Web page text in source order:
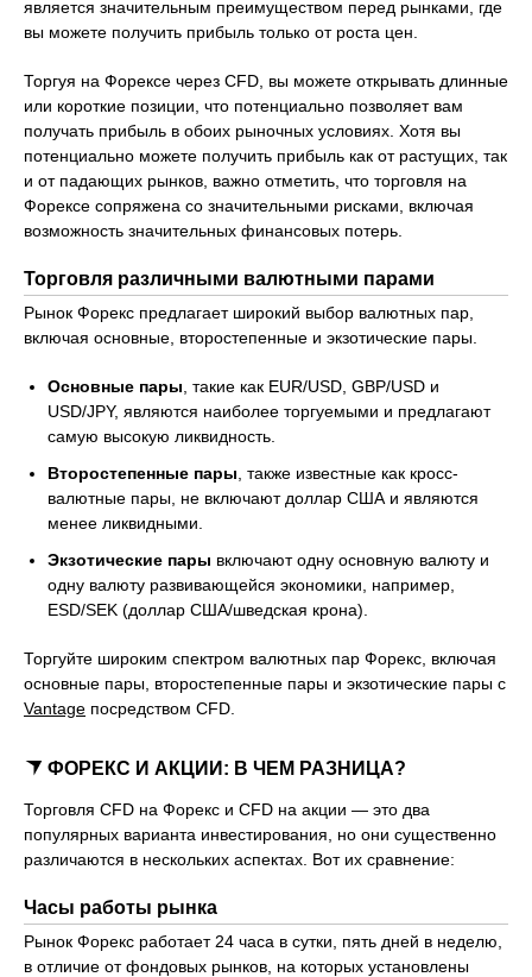
является значительным преимуществом перед рынками, где
вы можете получить прибыль только от роста цен.
Торгуя на Форексе через CFD, вы можете открывать длинные
или короткие позиции, что потенциально позволяет вам
получать прибыль в обоих рыночных условиях. Хотя вы
потенциально можете получить прибыль как от растущих, так
и от падающих рынков, важно отметить, что торговля на
Форексе сопряжена со значительными рисками, включая
возможность значительных финансовых потерь.
Торговля различными валютными парами
Рынок Форекс предлагает широкий выбор валютных пар,
включая основные, второстепенные и экзотические пары.
Основные пары , такие как EUR/USD, GBP/USD и
USD/JPY, являются наиболее торгуемыми и предлагают
самую высокую ликвидность.
Второстепенные пары , также известные как кросс-
валютные пары, не включают доллар США и являются
менее ликвидными.
Экзотические пары включают одну основную валюту и
одну валюту развивающейся экономики, например,
ESD/SEK (доллар США/шведская крона).
Торгуйте широким спектром валютных пар Форекс, включая
основные пары, второстепенные пары и экзотические пары с
Vantage посредством CFD.
ФОРЕКС И АКЦИИ: В ЧЕМ РАЗНИЦА?
Торговля CFD на Форекс и CFD на акции — это два
популярных варианта инвестирования, но они существенно
различаются в нескольких аспектах. Вот их сравнение:
Часы работы рынка
Рынок Форекс работает 24 часа в сутки, пять дней в неделю,
в отличие от фондовых рынков, на которых установлены